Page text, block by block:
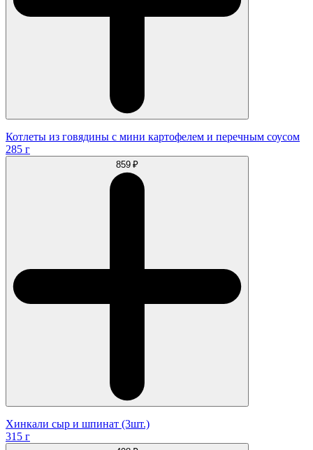
Котлеты из говядины с мини картофелем и перечным соусом
285 г
859 ₽
Хинкали сыр и шпинат (3шт.)
315 г